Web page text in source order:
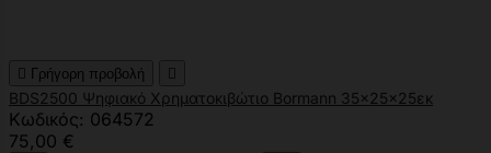
 Γρήγορη προβολή 
BDS2500 Ψηφιακό Χρηματοκιβώτιο Bormann 35x25x25εκ
Κωδικός: 064572
75,00 €